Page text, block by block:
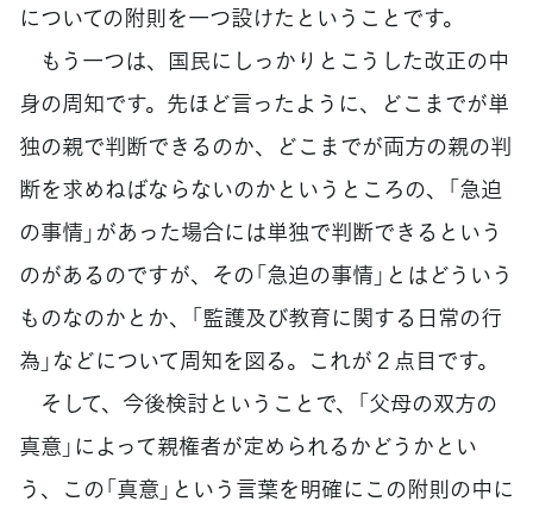
についての附則を一つ設けたということです。
もう一つは、国民にしっかりとこうした改正の中
身の周知です。先ほど言ったように、どこまでが単
独の親で判断できるのか、どこまでが両方の親の判
断を求めねばならないのかというところの、「急迫
の事情」があった場合には単独で判断できるという
のがあるのですが、その「急迫の事情」とはどういう
ものなのかとか、「監護及び教育に関する日常の行
為」などについて周知を図る。これが２点目です。
そして、今後検討ということで、「父母の双方の
真意」によって親権者が定められるかどうかとい
う、この「真意」という言葉を明確にこの附則の中に